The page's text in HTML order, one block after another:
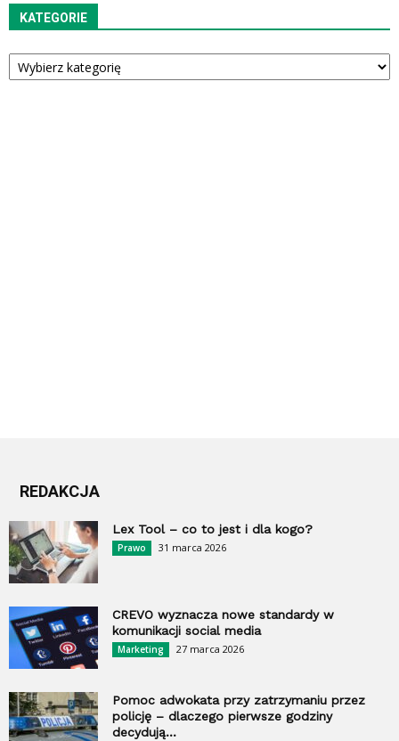
KATEGORIE
Kategorie
REDAKCJA
Lex Tool – co to jest i dla kogo?
Prawo 31 marca 2026
CREVO wyznacza nowe standardy w
komunikacji social media
Marketing 27 marca 2026
Pomoc adwokata przy zatrzymaniu przez
policję – dlaczego pierwsze godziny
decydują...